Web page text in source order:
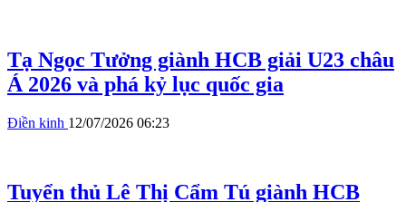
Tạ Ngọc Tưởng giành HCB giải U23 châu
Á 2026 và phá kỷ lục quốc gia
Điền kinh 12/07/2026 06:23
Tuyển thủ Lê Thị Cẩm Tú giành HCB